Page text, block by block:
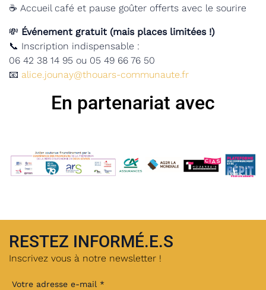
☕ Accueil café et pause goûter offerts avec le sourire
💸 Événement gratuit (mais places limitées !)
📞 Inscription indispensable :
06 42 38 14 95 ou 05 49 66 76 50
📧 alice.jounay@thouars-communaute.fr
En partenariat avec
RESTEZ INFORMÉ.E.S
Inscrivez vous à notre newsletter !
Votre adresse e-mail *